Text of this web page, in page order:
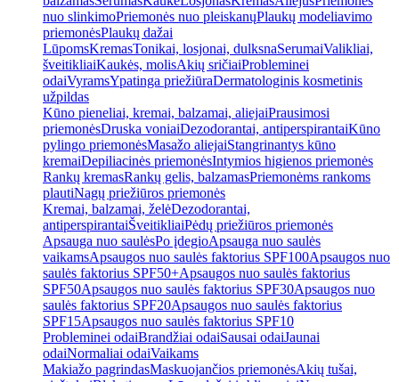
nuo slinkimoPriemonės nuo pleiskanųPlaukų modeliavimo
priemonėsPlaukų dažai
LūpomsKremasTonikai, losjonai, dulksnaSerumaiValikliai,
šveitikliaiKaukės, molisAkių sričiaiProbleminei
odaiVyramsYpatinga priežiūraDermatologinis kosmetinis
užpildas
Kūno pieneliai, kremai, balzamai, aliejaiPrausimosi
priemonėsDruska voniaiDezodorantai, antiperspirantaiKūno
pylingo priemonėsMasažo aliejaiStangrinantys kūno
kremaiDepiliacinės priemonėsIntymios higienos priemonės
Rankų kremasRankų gelis, balzamasPriemonėms rankoms
plautiNagų priežiūros priemonės
Kremai, balzamai, želėDezodorantai,
antiperspirantaiŠveitikliaiPėdų priežiūros priemonės
Apsauga nuo saulėsPo įdegioApsauga nuo saulės
vaikamsApsaugos nuo saulės faktorius SPF100Apsaugos nuo
saulės faktorius SPF50+Apsaugos nuo saulės faktorius
SPF50Apsaugos nuo saulės faktorius SPF30Apsaugos nuo
saulės faktorius SPF20Apsaugos nuo saulės faktorius
SPF15Apsaugos nuo saulės faktorius SPF10
Probleminei odaiBrandžiai odaiSausai odaiJaunai
odaiNormaliai odaiVaikams
Makiažo pagrindasMaskuojančios priemonėsAkių tušai,